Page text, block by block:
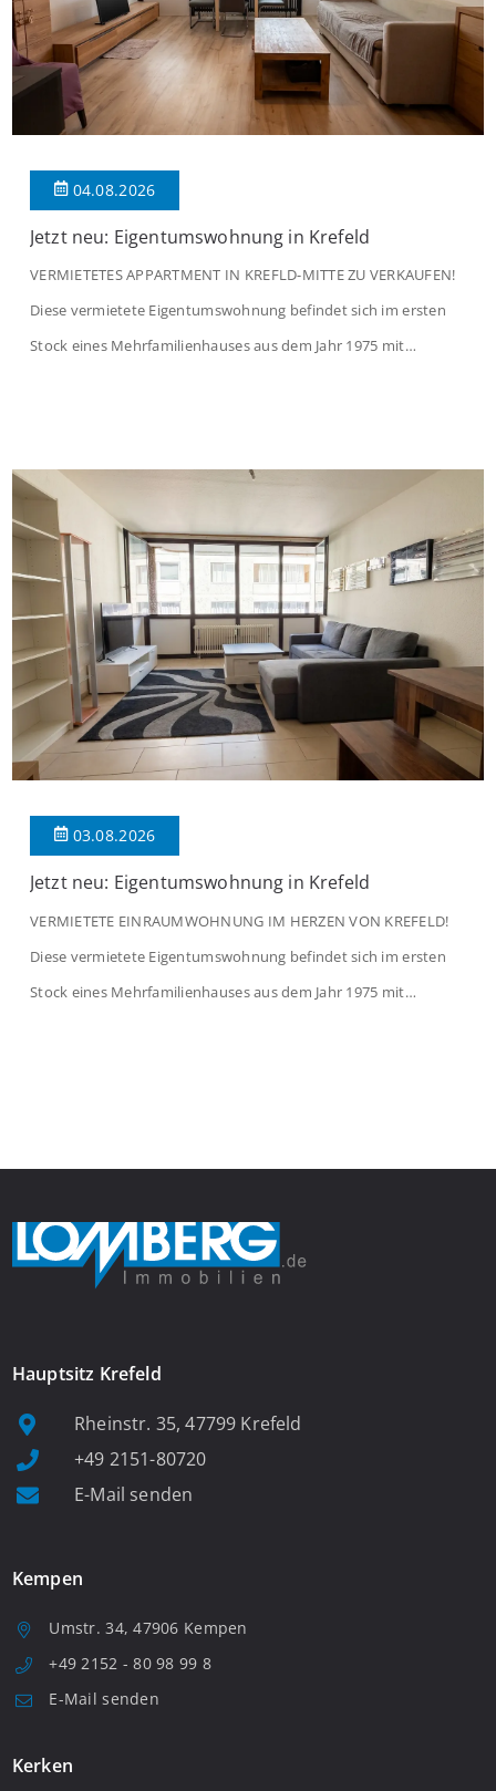
04.08.2026
Jetzt neu: Eigentumswohnung in Krefeld
VERMIETETES APPARTMENT IN KREFLD-MITTE ZU VERKAUFEN!
Diese vermietete Eigentumswohnung befindet sich im ersten
Stock eines Mehrfamilienhauses aus dem Jahr 1975 mit
praktischen Diele, welche ausreichend Platz für eine […]
03.08.2026
Jetzt neu: Eigentumswohnung in Krefeld
VERMIETETE EINRAUMWOHNUNG IM HERZEN VON KREFELD!
Diese vermietete Eigentumswohnung befindet sich im ersten
Stock eines Mehrfamilienhauses aus dem Jahr 1975 mit
Hauptsitz Krefeld
Rheinstr. 35, 47799 Krefeld
+49 2151-80720
E-Mail senden
Kempen
Umstr. 34, 47906 Kempen
+49 2152 - 80 98 99 8
E-Mail senden
Kerken